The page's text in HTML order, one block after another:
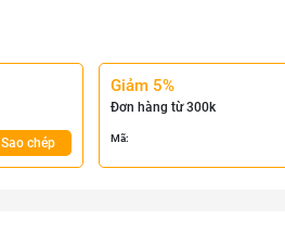
Sao chép
Giảm 5%
Đơn hàng từ 300k
Mã: